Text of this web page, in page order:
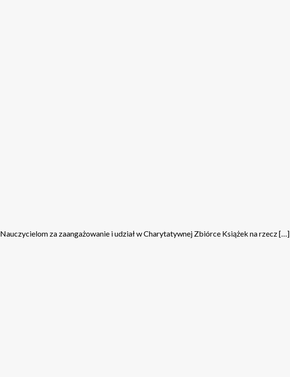
za zaangażowanie i udział w Charytatywnej Zbiórce Książek na rzecz […]